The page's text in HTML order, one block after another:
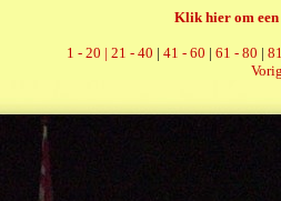
Klik hier om een
1 - 20 | 21 - 40 | 41 - 60 | 61 - 80 |